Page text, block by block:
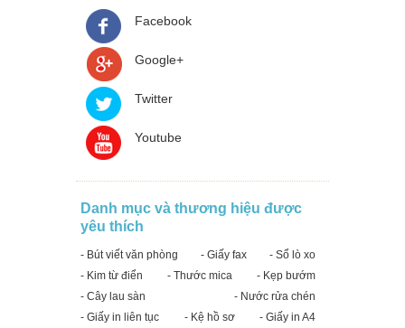
Facebook
Google+
Twitter
Youtube
Danh mục và thương hiệu được
yêu thích
- Bút viết văn phòng - Giấy fax
- Sổ lò xo
- Kim từ điển
- Thước mica
- Kẹp bướm
- Cây lau sàn
- Nước rửa chén
- Giấy in liên tục
- Kệ hồ sơ
- Giấy in A4